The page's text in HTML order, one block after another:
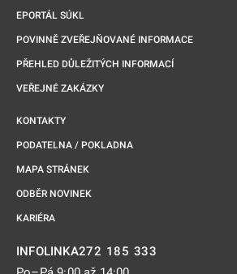
EPORTÁL SÚKL
POVINNĚ ZVEŘEJŇOVANÉ INFORMACE
PŘEHLED DŮLEŽITÝCH INFORMACÍ
VEŘEJNÉ ZAKÁZKY
KONTAKTY
PODATELNA / POKLADNA
MAPA STRÁNEK
ODBĚR NOVINEK
KARIÉRA
INFOLINKA272 185 333